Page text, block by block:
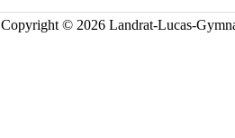
Copyright © 2026 Landrat-Lucas-